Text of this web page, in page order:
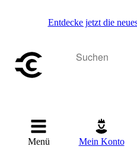
Entdecke jetzt die
Menü Mein Konto